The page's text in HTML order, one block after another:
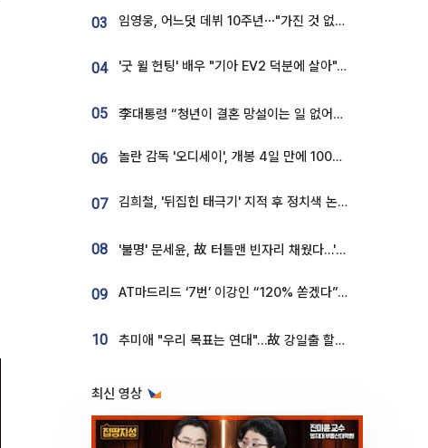
03 임영웅, 어느덧 데뷔 10주년⋯"가진 것 없던 시절, 내 앞엔 20명의 팬뿐"
04 '굿 윌 헌팅' 배우 "기아 EV2 덕분에 살아"…교통사고 후 안전성 극찬
05 李대통령 “청년이 결혼 망설이는 일 없어야...제도상 불이익 조사”
06 놀란 감독 '오디세이', 개봉 4일 만에 100만 돌파⋯'왕사남' 보다 빠르다
07 김희철, '뒤집힌 태극기' 지적 후 정치색 논란…"좌우 떠나 우리나라 국기"
08 '불명' 문세윤, 故 터틀맨 빈자리 채웠다…'거북이' 눈물의 최종 우승
09 AT마드리드 ‘7번’ 이강인 “120% 쏟겠다”⋯시메오네 감독 “필요한 선수”
10 추미애 "우리 목표는 연대"…故 강일출 할머니 흉상 제막
최신 영상